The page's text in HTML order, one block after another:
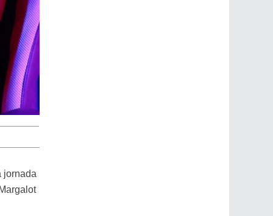
jornada